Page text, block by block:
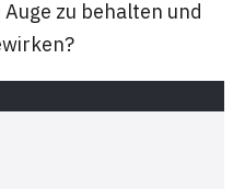
zu behalten und